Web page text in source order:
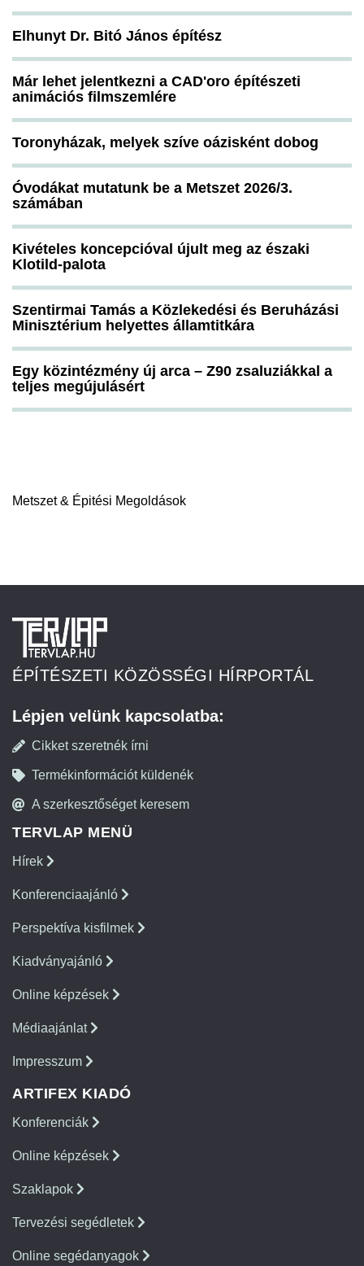
Elhunyt Dr. Bitó János építész
Már lehet jelentkezni a CAD'oro építészeti
animációs filmszemlére
Toronyházak, melyek szíve oázisként dobog
Óvodákat mutatunk be a Metszet 2026/3.
számában
Kivételes koncepcióval újult meg az északi
Klotild-palota
Szentirmai Tamás a Közlekedési és Beruházási
Minisztérium helyettes államtitkára
Egy közintézmény új arca – Z90 zsaluziákkal a
teljes megújulásért
Metszet & Épitési Megoldások
ÉPÍTÉSZETI KÖZÖSSÉGI HÍRPORTÁL
Lépjen velünk kapcsolatba:
Cikket szeretnék írni
Termékinformációt küldenék
A szerkesztőséget keresem
TERVLAP MENÜ
Hírek
Konferenciaajánló
Perspektíva kisfilmek
Kiadványajánló
Online képzések
Médiaajánlat
Impresszum
ARTIFEX KIADÓ
Konferenciák
Online képzések
Szaklapok
Tervezési segédletek
Online segédanyagok